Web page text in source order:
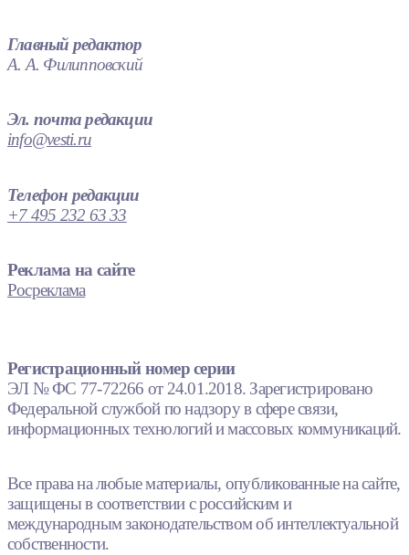
Главный редактор
А. А. Филипповский
Эл. почта редакции
info@vesti.ru
Телефон редакции
+7 495 232 63 33
Реклама на сайте
Росреклама
Регистрационный номер серии
ЭЛ № ФС 77-72266 от 24.01.2018. Зарегистрировано
Федеральной службой по надзору в сфере связи,
информационных технологий и массовых коммуникаций.
Все права на любые материалы, опубликованные на сайте,
защищены в соответствии с российским и
международным законодательством об интеллектуальной
собственности.